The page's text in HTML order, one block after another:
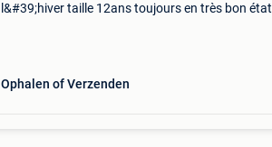
l&#39;hiver taille 12ans toujours en très bon état
Ophalen of Verzenden